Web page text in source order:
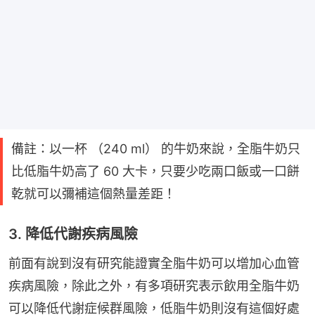
備註：以一杯 （240 ml） 的牛奶來說，全脂牛奶只
比低脂牛奶高了 60 大卡，只要少吃兩口飯或一口餅
乾就可以彌補這個熱量差距！
3. 降低代謝疾病風險
前面有說到沒有研究能證實全脂牛奶可以增加心血管
疾病風險，除此之外，有多項研究表示飲用全脂牛奶
可以降低代謝症候群風險，低脂牛奶則沒有這個好處